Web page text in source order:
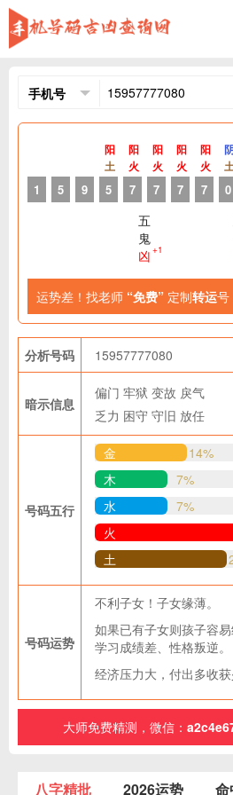
1 5 9
阳
土
5
阳
火
7
阳
火
7
阳
火
7
阳
火
7
五
鬼
凶 +1
0
运势差！找老师 “免费” 定制转运号
分析号码 15957777080
暗示信息
偏门 牢狱 变故 戾气
乏力 困守 守旧 放任
号码五行
金
14%
木
7%
水
7%
火
土
号码运势
不利子女！子女缘薄。
如果已有子女则孩子容
学习成绩差、性格叛逆。
经济压力大，付出多收获
大师免费精测，微信：
八字精批 2026运势 命